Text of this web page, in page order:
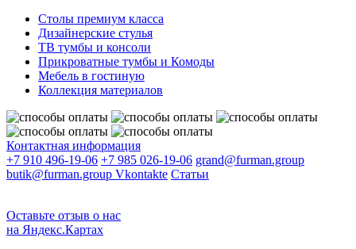
Столы премиум класса
Дизайнерские стулья
ТВ тумбы и консоли
Прикроватные тумбы и Комоды
Мебель в гостиную
Коллекция материалов
Контактная информация
+7 910 496-19-06 +7 985 026-19-06 grand@furman.group
butik@furman.group Vkontakte Статьи
Оставьте отзыв о нас
на Яндекс.Картах